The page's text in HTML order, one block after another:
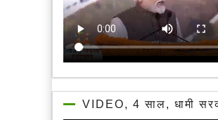
VIDEO, 4 साल, धामी